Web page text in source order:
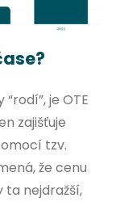
je OTE
zajišťuje
tzv.
že cenu
nejdražší,